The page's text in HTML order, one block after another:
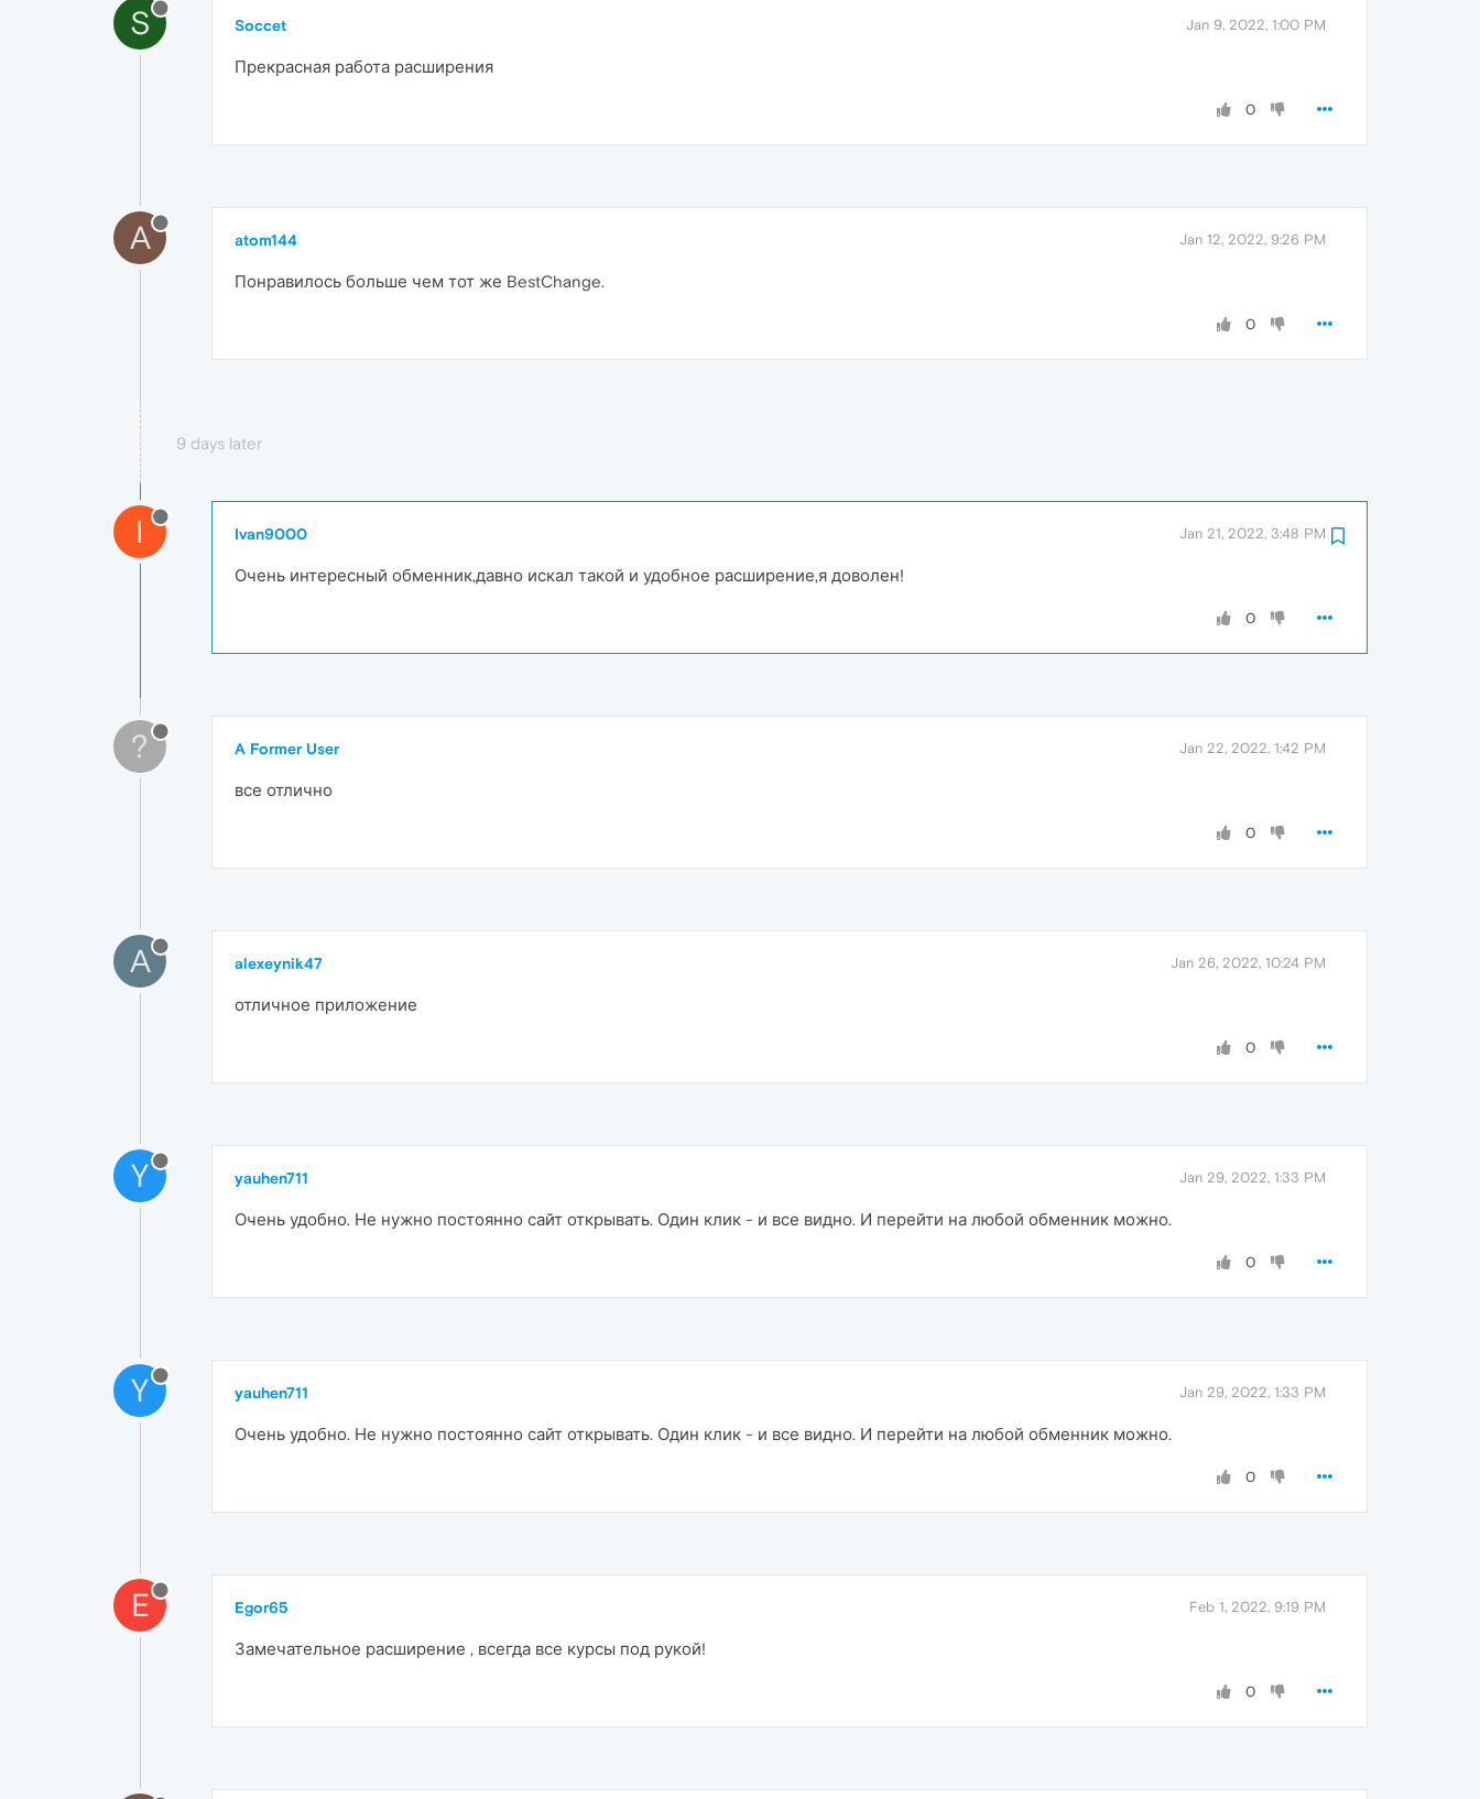
S Soccet Jan 9, 2022, 1:00 PM
Прекрасная работа расширения
0
A atom144 Jan 12, 2022, 9:26 PM
Понравилось больше чем тот же BestChange.
0
9 days later
I Ivan9000 Jan 21, 2022, 3:48 PM
Очень интересный обменник,давно искал такой и удобное расширение,я доволен!
0
? A Former User Jan 22, 2022, 1:42 PM
все отлично
0
A alexeynik47 Jan 26, 2022, 10:24 PM
отличное приложение
0
Y yauhen711 Jan 29, 2022, 1:33 PM
Очень удобно. Не нужно постоянно сайт открывать. Один клик - и все видно. И перейти на любой обменник можно.
0
Y yauhen711 Jan 29, 2022, 1:33 PM
Очень удобно. Не нужно постоянно сайт открывать. Один клик - и все видно. И перейти на любой обменник можно.
0
E Egor65 Feb 1, 2022, 9:19 PM
Замечательное расширение , всегда все курсы под рукой!
0